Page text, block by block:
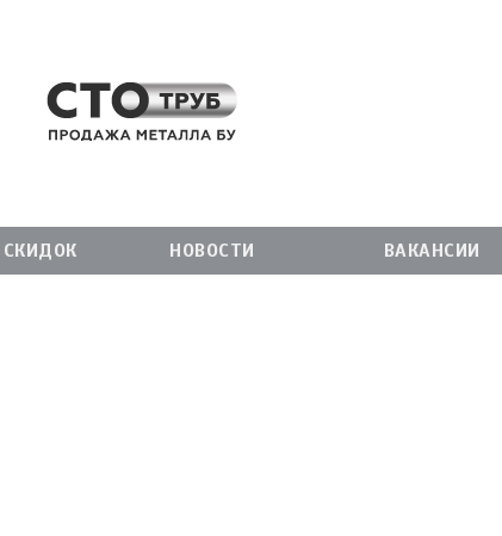
НОВОСТИ ВАКАНСИИ